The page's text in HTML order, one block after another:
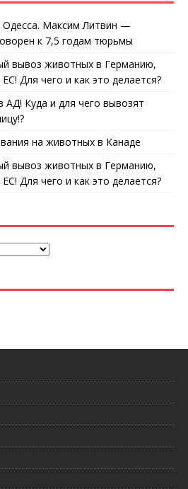
Одесса. Максим Литвин —
к 7,5 годам тюрьмы
вывоз животных в Германию,
Для чего и как это делается?
АД! Куда и для чего вывозят
на животных в Канаде
вывоз животных в Германию,
Для чего и как это делается?